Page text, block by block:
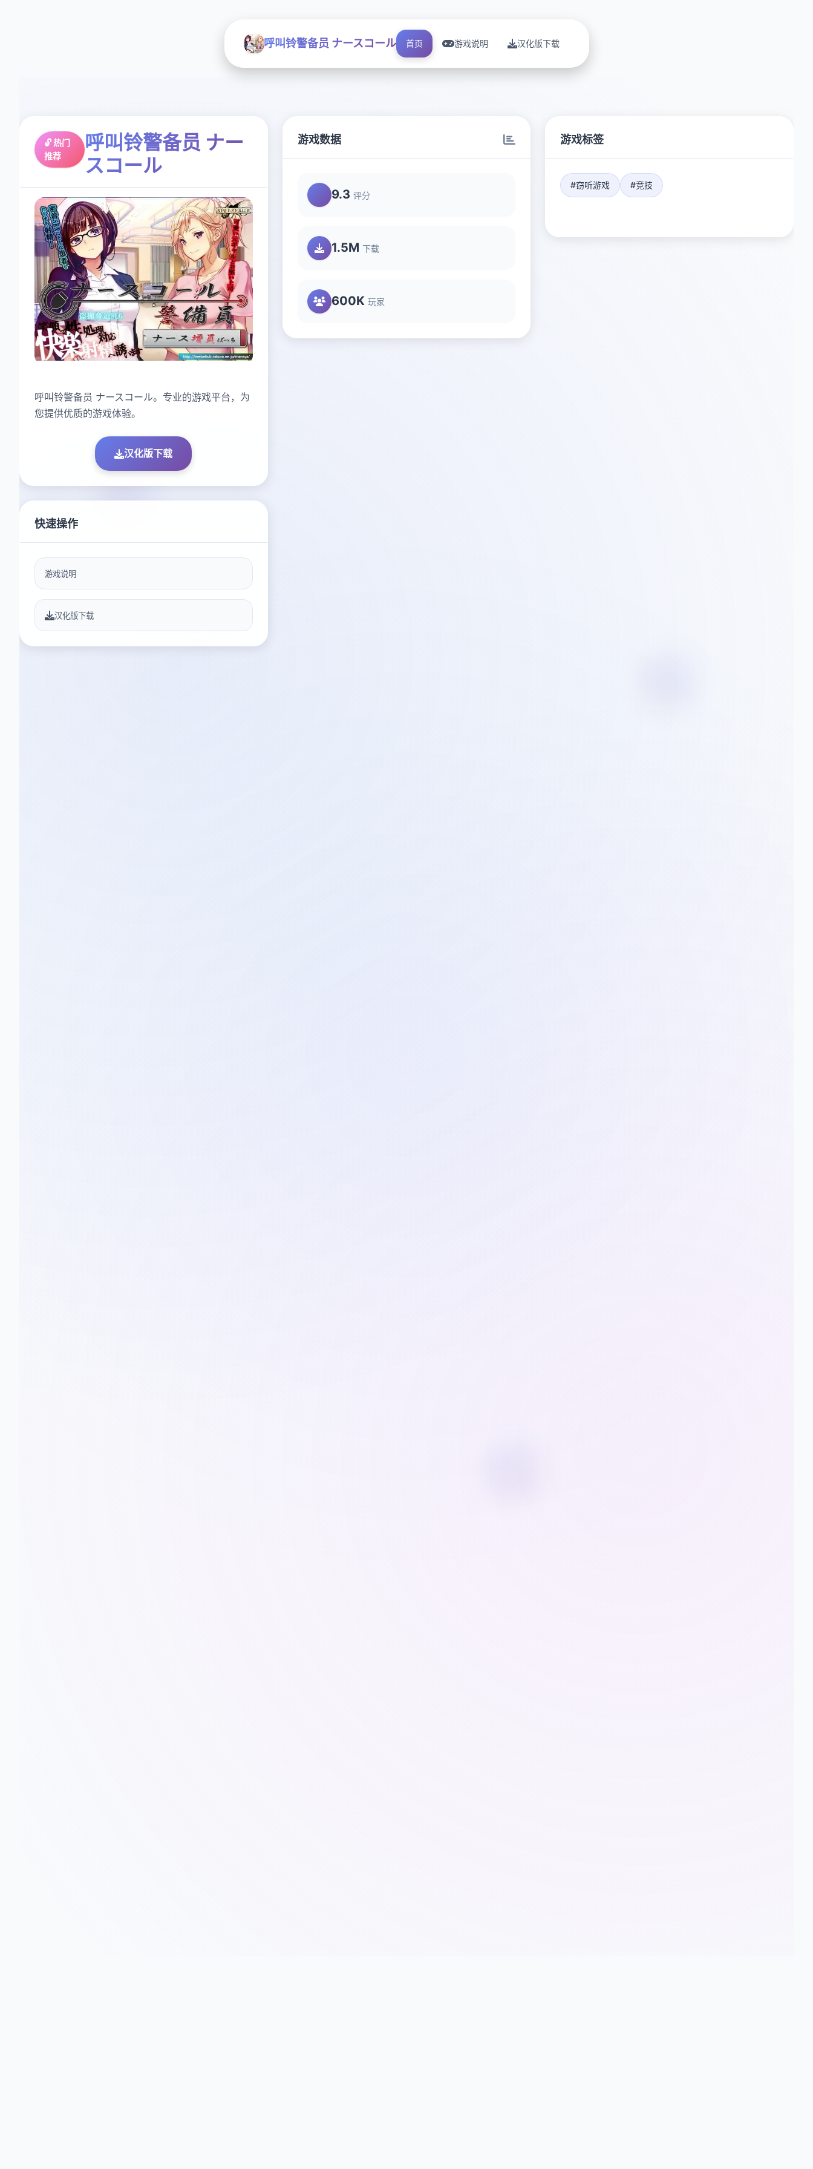
呼叫铃警备员 ナースコール 首页 游戏说明 汉化版下载
🔓 热门
推荐
呼叫铃警备员 ナー
スコール
呼叫铃警备员 ナースコール。专业的游戏平台，为
您提供优质的游戏体验。
汉化版下载
游戏数据
9.3 评分
1.5M 下载
600K 玩家
游戏标签
#窃听游戏 #竞技
快速操作
游戏说明
汉化版下载